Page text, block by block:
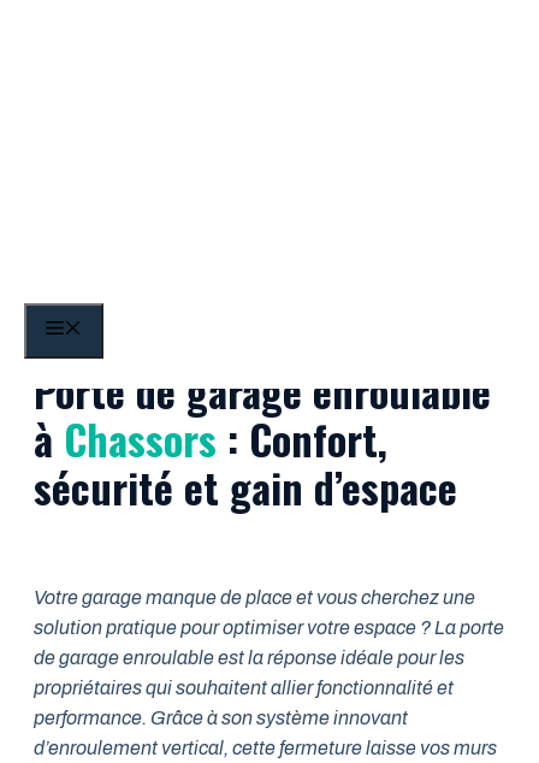
Porte de garage enroulable
à Chassors : Confort,
sécurité et gain d’espace
Votre garage manque de place et vous cherchez une
solution pratique pour optimiser votre espace ? La porte
de garage enroulable est la réponse idéale pour les
propriétaires qui souhaitent allier fonctionnalité et
performance. Grâce à son système innovant
d’enroulement vertical, cette fermeture laisse vos murs